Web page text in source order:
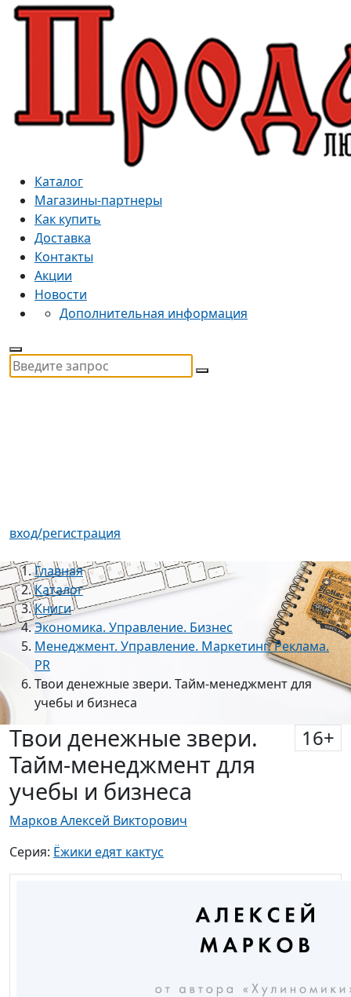
Каталог
Магазины-партнеры
Как купить
Доставка
Контакты
Акции
Новости
Дополнительная информация
вход/регистрация
Главная
Каталог
Книги
Экономика. Управление. Бизнес
Менеджмент. Управление. Маркетинг. Реклама.
PR
Твои денежные звери. Тайм-менеджмент для
учебы и бизнеса
Твои денежные звери.
Тайм-менеджмент для
учебы и бизнеса
16+
Марков Алексей Викторович
Серия: Ёжики едят кактус